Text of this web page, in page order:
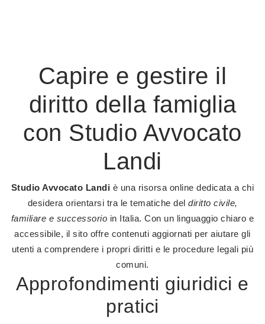
Capire e gestire il
diritto della famiglia
con Studio Avvocato
Landi
Studio Avvocato Landi è una risorsa online dedicata a chi
desidera orientarsi tra le tematiche del diritto civile,
familiare e successorio in Italia. Con un linguaggio chiaro e
accessibile, il sito offre contenuti aggiornati per aiutare gli
utenti a comprendere i propri diritti e le procedure legali più
comuni.
Approfondimenti giuridici e
pratici